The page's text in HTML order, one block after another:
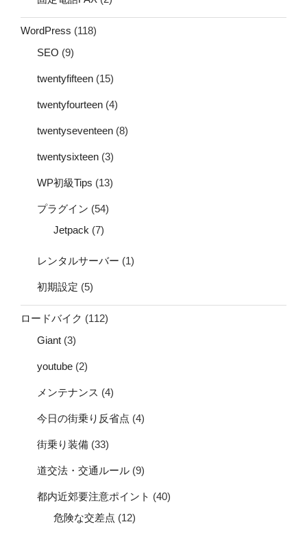
WordPress (118)
SEO (9)
twentyfifteen (15)
twentyfourteen (4)
twentyseventeen (8)
twentysixteen (3)
WP初級Tips (13)
プラグイン (54)
Jetpack (7)
レンタルサーバー (1)
初期設定 (5)
ロードバイク (112)
Giant (3)
youtube (2)
メンテナンス (4)
今日の街乗り反省点 (4)
街乗り装備 (33)
道交法・交通ルール (9)
都内近郊要注意ポイント (40)
危険な交差点 (12)